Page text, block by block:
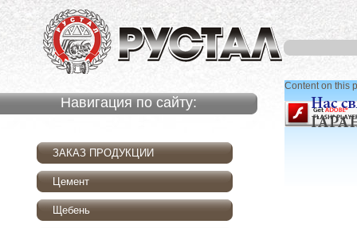
Навигация по сайту:
ЗАКАЗ ПРОДУКЦИИ
Цемент
Щебень
Content on this